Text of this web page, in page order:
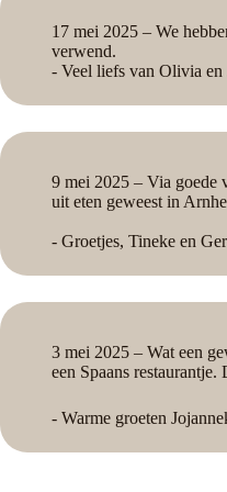
17 mei 2025 – We
verwend.
- Veel liefs van Olivia en
9 mei 2025 – Via goede
uit eten geweest in
- Groetjes, Tineke en
3 mei 2025 – Wat een
een Spaans
- Warme groeten